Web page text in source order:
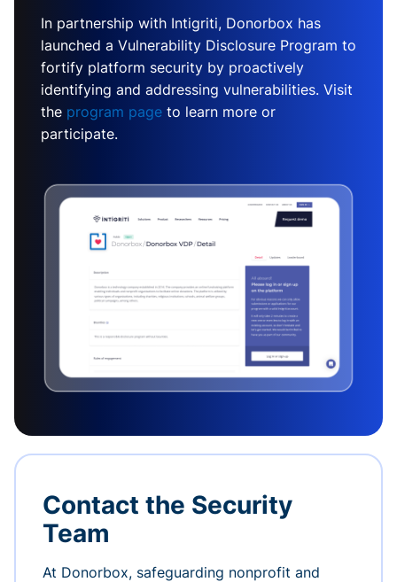
In partnership with Intigriti, Donorbox has
launched a Vulnerability Disclosure Program to
fortify platform security by proactively
identifying and addressing vulnerabilities. Visit
the program page to learn more or
participate.
Contact the Security
Team
At Donorbox, safeguarding nonprofit and